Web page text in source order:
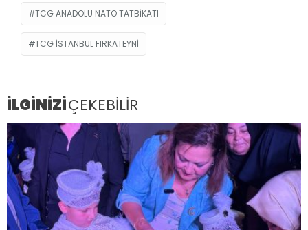
TCG ANADOLU NATO TATBIKATI
TCG İSTANBUL FIRKATEYNI
İLGİNİZİÇEKEBİLİR